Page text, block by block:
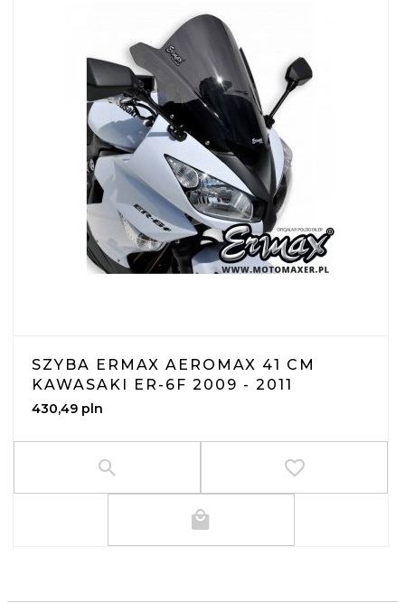
SZYBA ERMAX AEROMAX 41 CM
KAWASAKI ER-6F 2009 - 2011
430,49 pln